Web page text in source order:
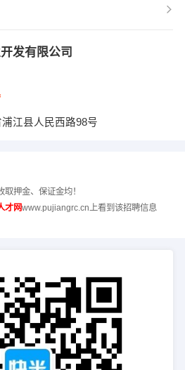
发有限公司
江县人民西路98号
押金、保证金均！
才网www.pujiangrc.cn上看到该招聘信息